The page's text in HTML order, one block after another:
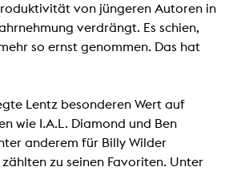
von jüngeren Autoren in
verdrängt. Es schien,
so ernst genommen. Das hat
Lentz besonderen Wert auf
wie I.A.L. Diamond und Ben
anderem für Billy Wilder
zu seinen Favoriten. Unter